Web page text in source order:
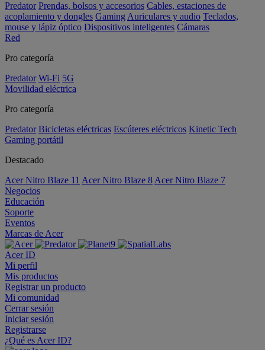
Predator Prendas, bolsos y accesorios Cables, estaciones de
acoplamiento y dongles Gaming Auriculares y audio Teclados,
mouse y lápiz óptico Dispositivos inteligentes Cámaras
Red
Pro categoría
Predator Wi-Fi 5G
Movilidad eléctrica
Pro categoría
Predator Bicicletas eléctricas Escúteres eléctricos Kinetic Tech
Gaming portátil
Destacado
Acer Nitro Blaze 11 Acer Nitro Blaze 8 Acer Nitro Blaze 7
Negocios
Educación
Soporte
Eventos
Marcas de Acer
Acer ID
Mi perfil
Mis productos
Registrar un producto
Mi comunidad
Cerrar sesión
Iniciar sesión
Registrarse
¿Qué es Acer ID?